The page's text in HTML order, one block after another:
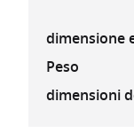
dimensione
Peso
dimensioni